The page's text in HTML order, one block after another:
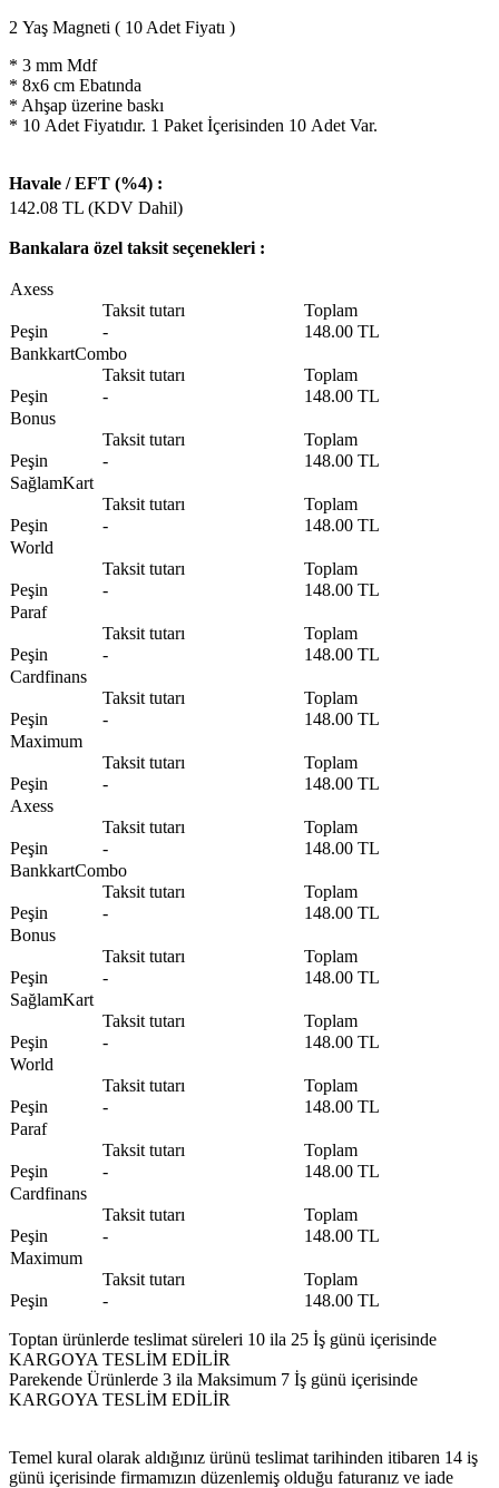
2 Yaş Magneti ( 10 Adet Fiyatı )
* 3 mm Mdf
* 8x6 cm Ebatında
* Ahşap üzerine baskı
* 10 Adet Fiyatıdır. 1 Paket İçerisinden 10 Adet Var.
Havale / EFT (%4) :
142.08 TL (KDV Dahil)
Bankalara özel taksit seçenekleri :
Axess
Taksit tutarı
Toplam
Peşin
-
148.00 TL
BankkartCombo
Taksit tutarı
Toplam
Peşin
-
148.00 TL
Bonus
Taksit tutarı
Toplam
Peşin
-
148.00 TL
SağlamKart
Taksit tutarı
Toplam
Peşin
-
148.00 TL
World
Taksit tutarı
Toplam
Peşin
-
148.00 TL
Paraf
Taksit tutarı
Toplam
Peşin
-
148.00 TL
Cardfinans
Taksit tutarı
Toplam
Peşin
-
148.00 TL
Maximum
Taksit tutarı
Toplam
Peşin
-
148.00 TL
Axess
Taksit tutarı
Toplam
Peşin
-
148.00 TL
BankkartCombo
Taksit tutarı
Toplam
Peşin
-
148.00 TL
Bonus
Taksit tutarı
Toplam
Peşin
-
148.00 TL
SağlamKart
Taksit tutarı
Toplam
Peşin
-
148.00 TL
World
Taksit tutarı
Toplam
Peşin
-
148.00 TL
Paraf
Taksit tutarı
Toplam
Peşin
-
148.00 TL
Cardfinans
Taksit tutarı
Toplam
Peşin
-
148.00 TL
Maximum
Taksit tutarı
Toplam
Peşin
- 148.00 TL
Toptan ürünlerde teslimat süreleri 10 ila 25 İş günü içerisinde
KARGOYA TESLİM EDİLİR
Parekende Ürünlerde 3 ila Maksimum 7 İş günü içerisinde
KARGOYA TESLİM EDİLİR
Temel kural olarak aldığınız ürünü teslimat tarihinden itibaren 14 iş
günü içerisinde firmamızın düzenlemiş olduğu faturanız ve iade